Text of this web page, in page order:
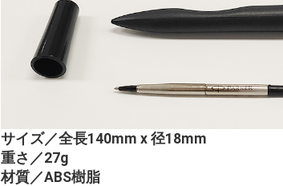
サイズ／全長140mm x 径18mm
重さ／27g
材質／ABS樹脂